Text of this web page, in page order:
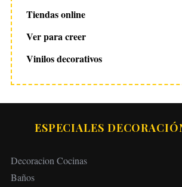
Tiendas online
Ver para creer
Vinilos decorativos
ESPECIALES
Decoracion Cocinas
Baños